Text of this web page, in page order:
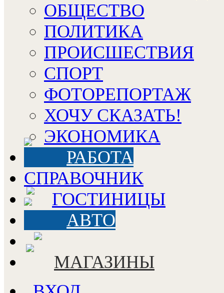
ОБЩЕСТВО
ПОЛИТИКА
ПРОИСШЕСТВИЯ
СПОРТ
ФОТОРЕПОРТАЖ
ХОЧУ СКАЗАТЬ!
ЭКОНОМИКА
РАБОТА
СПРАВОЧНИК
ГОСТИНИЦЫ
АВТО
МАГАЗИНЫ